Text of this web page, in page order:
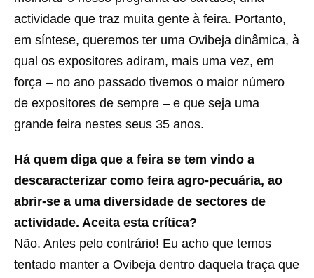
actividade que traz muita gente à feira. Portanto,
em síntese, queremos ter uma Ovibeja dinâmica, à
qual os expositores adiram, mais uma vez, em
força – no ano passado tivemos o maior número
de expositores de sempre – e que seja uma
grande feira nestes seus 35 anos.
Há quem diga que a feira se tem vindo a
descaracterizar como feira agro-pecuária, ao
abrir-se a uma diversidade de sectores de
actividade. Aceita esta crítica?
Não. Antes pelo contrário! Eu acho que temos
tentado manter a Ovibeja dentro daquela traça que